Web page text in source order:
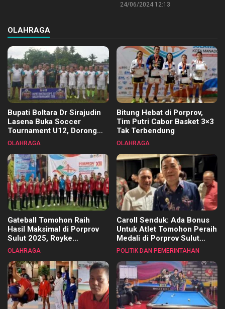
24/06/2024 12:13
OLAHRAGA
Bupati Boltara Dr Sirajudin
Lasena Buka Soccer
Tournament U12, Dorong
Pembinaan Merata di Setiap
OLAHRAGA
Bitung Hebat di Porprov,
Tim Putri Cabor Basket 3×3
Tak Terbendung
OLAHRAGA
Gateball Tomohon Raih
Hasil Maksimal di Porprov
Sulut 2025, Royke
Tangkawarouw Ucapkan
OLAHRAGA
Caroll Senduk: Ada Bonus
Untuk Atlet Tomohon Peraih
Medali di Porprov Sulut
2025
POLITIK DAN PEMERINTAHAN